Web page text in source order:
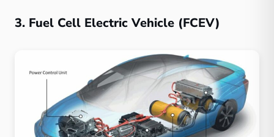
3. Fuel Cell Electric Vehicle (FCEV)